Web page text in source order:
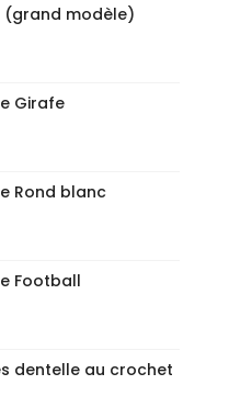
(grand modèle)
Girafe
Rond blanc
Football
dentelle au crochet